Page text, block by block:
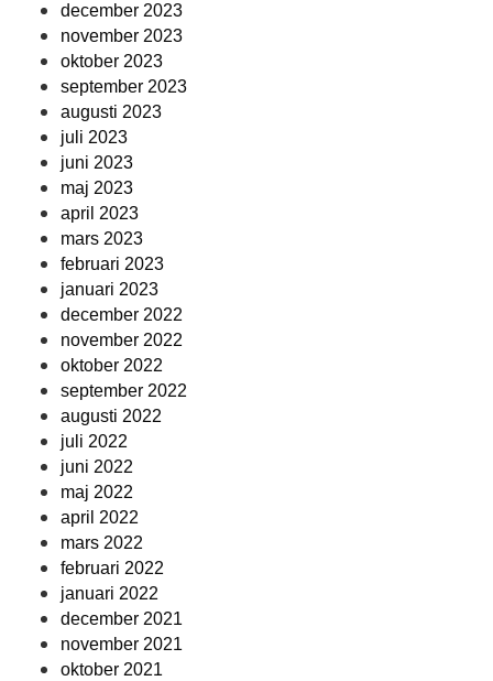
december 2023
november 2023
oktober 2023
september 2023
augusti 2023
juli 2023
juni 2023
maj 2023
april 2023
mars 2023
februari 2023
januari 2023
december 2022
november 2022
oktober 2022
september 2022
augusti 2022
juli 2022
juni 2022
maj 2022
april 2022
mars 2022
februari 2022
januari 2022
december 2021
november 2021
oktober 2021